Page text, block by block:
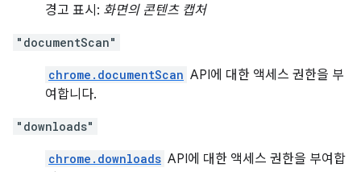
경고 표시: 화면의 콘텐츠 캡처
"documentScan"
chrome.documentScan API에 대한 액세스 권한을 부
여합니다.
"downloads"
chrome.downloads API에 대한 액세스 권한을 부여합